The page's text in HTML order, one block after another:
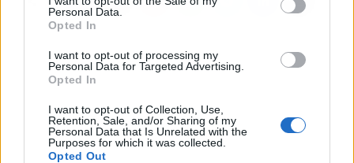
Personal Data.
Opted In
I want to opt-out of processing my
Personal Data for Targeted Advertising.
Opted In
I want to opt-out of Collection, Use,
Retention, Sale, and/or Sharing of my
Personal Data that Is Unrelated with the
Purposes for which it was collected.
Opted Out